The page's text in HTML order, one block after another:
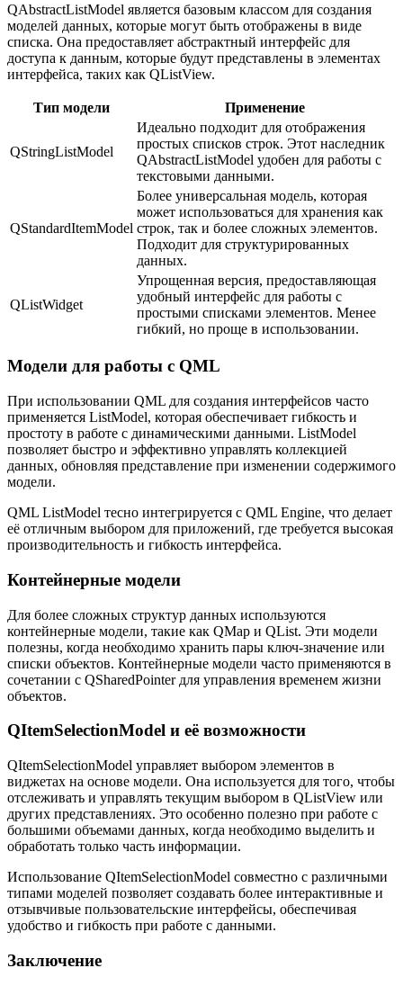
QAbstractListModel является базовым классом для создания
моделей данных, которые могут быть отображены в виде
списка. Она предоставляет абстрактный интерфейс для
доступа к данным, которые будут представлены в элементах
интерфейса, таких как QListView.
Тип модели Применение
QStringListModel
Идеально подходит для отображения
простых списков строк. Этот наследник
QAbstractListModel удобен для работы с
текстовыми данными.
QStandardItemModel
Более универсальная модель, которая
может использоваться для хранения как
строк, так и более сложных элементов.
Подходит для структурированных
данных.
QListWidget
Упрощенная версия, предоставляющая
удобный интерфейс для работы с
простыми списками элементов. Менее
гибкий, но проще в использовании.
Модели для работы с QML
При использовании QML для создания интерфейсов часто
применяется ListModel, которая обеспечивает гибкость и
простоту в работе с динамическими данными. ListModel
позволяет быстро и эффективно управлять коллекцией
данных, обновляя представление при изменении содержимого
модели.
QML ListModel тесно интегрируется с QML Engine, что делает
её отличным выбором для приложений, где требуется высокая
производительность и гибкость интерфейса.
Контейнерные модели
Для более сложных структур данных используются
контейнерные модели, такие как QMap и QList. Эти модели
полезны, когда необходимо хранить пары ключ-значение или
списки объектов. Контейнерные модели часто применяются в
сочетании с QSharedPointer для управления временем жизни
объектов.
QItemSelectionModel и её возможности
QItemSelectionModel управляет выбором элементов в
виджетах на основе модели. Она используется для того, чтобы
отслеживать и управлять текущим выбором в QListView или
других представлениях. Это особенно полезно при работе с
большими объемами данных, когда необходимо выделить и
обработать только часть информации.
Использование QItemSelectionModel совместно с различными
типами моделей позволяет создавать более интерактивные и
отзывчивые пользовательские интерфейсы, обеспечивая
удобство и гибкость при работе с данными.
Заключение